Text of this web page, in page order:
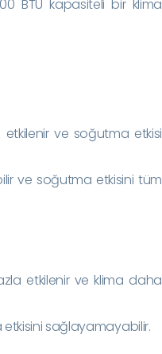
BTU kapasiteli bir klima
etkilenir ve soğutma etkisi
ve soğutma etkisini tüm
etkilenir ve klima daha
etkisini sağlayamayabilir.